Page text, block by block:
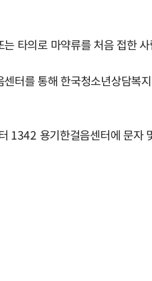
타의로 마약류를 처음 접한
터를 통해 한국청소년상담복
1342 용기한걸음센터에 문자